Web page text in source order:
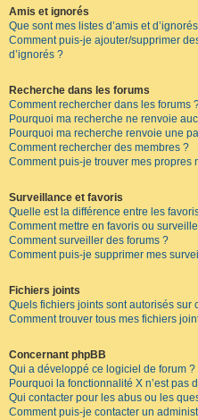
Amis et ignorés
Que sont mes listes d’amis et
Comment puis-je ajouter/supprimer
d’ignorés ?
Recherche dans les forums
Comment rechercher dans les forums
Pourquoi ma recherche ne renvoie
Pourquoi ma recherche renvoie une
Comment rechercher des membres ?
Comment puis-je trouver mes propres
Surveillance et favoris
Quelle est la différence entre les
Comment mettre en favoris ou
Comment surveiller des forums ?
Comment puis-je supprimer mes
Fichiers joints
Quels fichiers joints sont autorisés sur
Comment trouver tous mes fichiers
Concernant phpBB
Qui a développé ce logiciel de forum ?
Pourquoi la fonctionnalité X n’est pas
Qui contacter pour les abus ou les
Comment puis-je contacter un